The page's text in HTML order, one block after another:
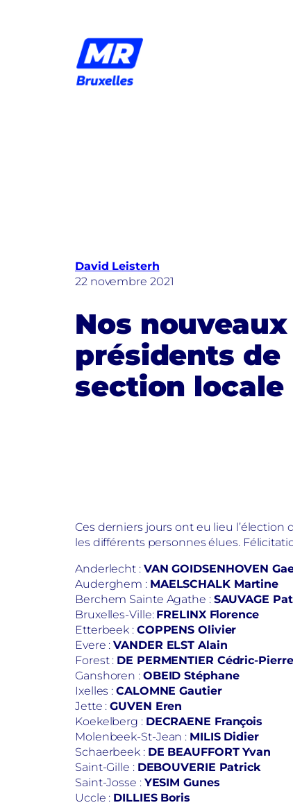
David Leisterh
22 novembre 2021
Nos nouveaux
présidents de
section locale
Ces derniers jours ont eu lieu
les différents personnes élues.
Anderlecht : VAN GOIDSENHOVEN
Auderghem : MAELSCHALK Martine
Berchem Sainte Agathe : SAUVAGE
Bruxelles-Ville: FRELINX Florence
Etterbeek : COPPENS Olivier
Evere :VANDER ELST Alain
Forest : DE PERMENTIER Cédric-Pierre
Ganshoren : OBEID Stéphane
Ixelles : CALOMNE Gautier
Jette :GUVEN Eren
Koekelberg : DECRAENE François
Molenbeek-St-Jean : MILIS Didier
Schaerbeek : DE BEAUFFORT Yvan
Saint-Gille : DEBOUVERIE Patrick
Saint-Josse : YESIM Gunes
Uccle : DILLIES Boris